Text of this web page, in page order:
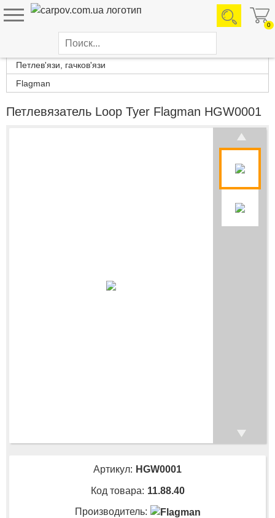
0
Каталог товаров
Петлев'язи, гачков'язи
Flagman
Петлевязатель Loop Tyer Flagman HGW0001
Артикул: HGW0001
Код товара: 11.88.40
Производитель: